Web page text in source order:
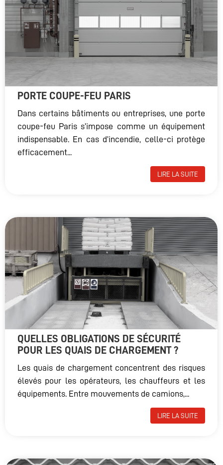
PORTE COUPE-FEU PARIS
Dans certains bâtiments ou entreprises, une porte
coupe-feu Paris s’impose comme un équipement
indispensable. En cas d’incendie, celle-ci protège
efficacement...
LIRE LA SUITE
QUELLES OBLIGATIONS DE SÉCURITÉ
POUR LES QUAIS DE CHARGEMENT ?
Les quais de chargement concentrent des risques
élevés pour les opérateurs, les chauffeurs et les
équipements. Entre mouvements de camions,...
LIRE LA SUITE